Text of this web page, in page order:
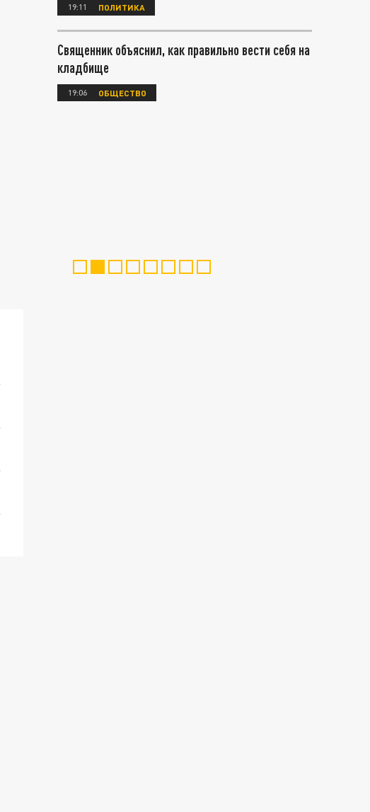
19:11 ПОЛИТИКА
Священник объяснил, как правильно вести себя на
кладбище
19:06 ОБЩЕСТВО